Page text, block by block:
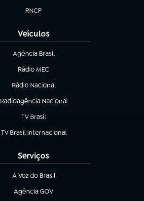
RNCP
(abre em nova aba)
Veículos
Agência Brasil
(abre em nova aba)
Rádio MEC
(abre em nova aba)
Rádio Nacional
Radioagência Nacional
(abre em nova aba)
TV Brasil
(abre em nova aba)
TV Brasil Internacional
(abre em nova aba)
Serviços
A Voz do Brasil
(abre em nova aba)
Agência GOV
(abre em nova aba)